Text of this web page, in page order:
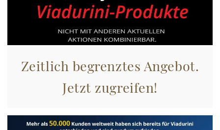
Zeitlich begrenztes Angebot.
Jetzt zugreifen!